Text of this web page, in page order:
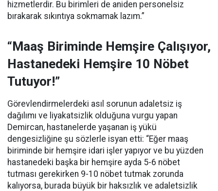
hizmetlerdir. Bu birimleri de aniden personelsiz
bırakarak sıkıntıya sokmamak lazım.”
“Maaş Biriminde Hemşire Çalışıyor,
Hastanedeki Hemşire 10 Nöbet
Tutuyor!”
Görevlendirmelerdeki asıl sorunun adaletsiz iş
dağılımı ve liyakatsizlik olduğuna vurgu yapan
Demircan, hastanelerde yaşanan iş yükü
dengesizliğine şu sözlerle isyan etti: “Eğer maaş
biriminde bir hemşire idari işler yapıyor ve bu yüzden
hastanedeki başka bir hemşire ayda 5-6 nöbet
tutması gerekirken 9-10 nöbet tutmak zorunda
kalıyorsa, burada büyük bir haksızlık ve adaletsizlik